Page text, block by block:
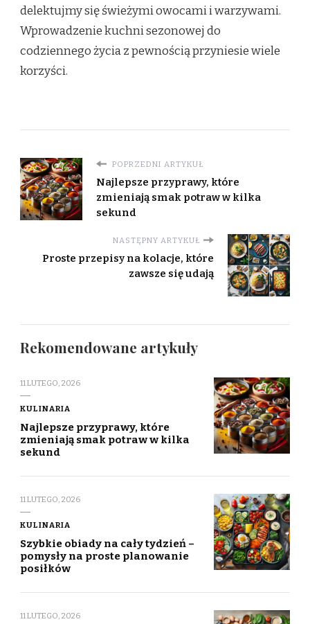
delektujmy się świeżymi owocami i warzywami.
Wprowadzenie kuchni sezonowej do
codziennego życia z pewnością przyniesie wiele
korzyści.
POPRZEDNI ARTYKUŁ
Najlepsze przyprawy, które
zmieniają smak potraw w kilka
sekund
NASTĘPNY ARTYKUŁ
Proste przepisy na kolacje, które
zawsze się udają
Rekomendowane artykuły
11 LUTEGO, 2026
KULINARIA
Najlepsze przyprawy, które
zmieniają smak potraw w kilka
sekund
11 LUTEGO, 2026
KULINARIA
Szybkie obiady na cały tydzień –
pomysły na proste planowanie
posiłków
11 LUTEGO, 2026